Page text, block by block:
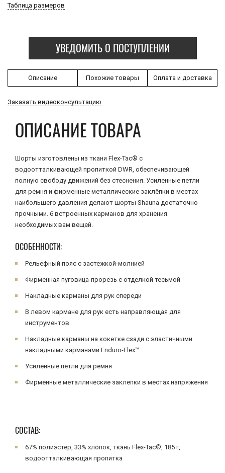
Таблица размеров
УВЕДОМИТЬ О ПОСТУПЛЕНИИ
Описание Похожие товары Оплата и доставка
Заказать видеоконсультацию
ОПИСАНИЕ ТОВАРА
Шорты изготовлены из ткани Flex-Tac® с
водоотталкивающей пропиткой DWR, обеспечивающей
полную свободу движений без стеснения. Усиленные петли
для ремня и фирменные металлические заклёпки в местах
наибольшего давления делают шорты Shauna достаточно
прочными. 6 встроенных карманов для хранения
необходимых вам вещей.
ОСОБЕННОСТИ:
Рельефный пояс с застежкой-молнией
Фирменная пуговица-прорезь с отделкой тесьмой
Накладные карманы для рук спереди
В левом кармане для рук есть направляющая для
инструментов
Накладные карманы на кокетке сзади с эластичными
накладными карманами Enduro-Flex™
Усиленные петли для ремня
Фирменные металлические заклепки в местах напряжения
СОСТАВ:
67% полиэстер, 33% хлопок, ткань Flex-Tac®, 185 г,
водоотталкивающая пропитка